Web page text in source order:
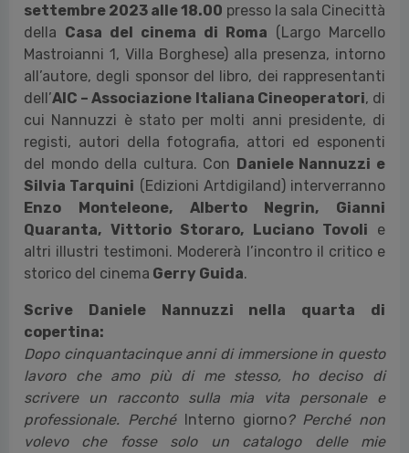
settembre 2023 alle 18.00 presso la sala Cinecittà
della Casa del cinema di Roma (Largo Marcello
Mastroianni 1, Villa Borghese) alla presenza, intorno
all’autore, degli sponsor del libro, dei rappresentanti
dell’AIC – Associazione Italiana Cineoperatori, di
cui Nannuzzi è stato per molti anni presidente, di
registi, autori della fotografia, attori ed esponenti
del mondo della cultura. Con Daniele Nannuzzi e
Silvia Tarquini (Edizioni Artdigiland) interverranno
Enzo Monteleone, Alberto Negrin, Gianni
Quaranta, Vittorio Storaro, Luciano Tovoli e
altri illustri testimoni. Modererà l’incontro il critico e
storico del cinema Gerry Guida.
Scrive Daniele Nannuzzi nella quarta di
copertina:
Dopo cinquantacinque anni di immersione in questo
lavoro che amo più di me stesso, ho deciso di
scrivere un racconto sulla mia vita personale e
professionale. Perché Interno giorno? Perché non
volevo che fosse solo un catalogo delle mie